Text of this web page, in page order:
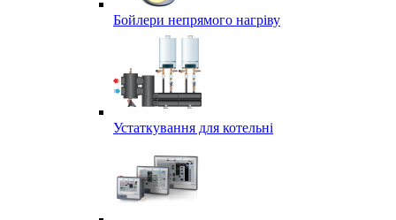
Бойлери непрямого нагріву
Устаткування для котельні